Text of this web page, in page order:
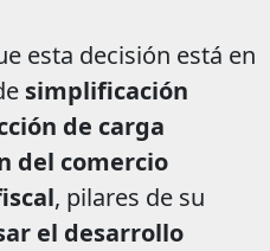
esta decisión está en
simplificación
de carga
del comercio
, pilares de su
el desarrollo